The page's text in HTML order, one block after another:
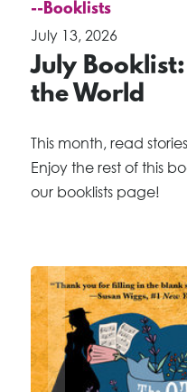
--Booklists
July 13, 2026
July
the World
This month, read
Enjoy the rest of this
our booklists page!